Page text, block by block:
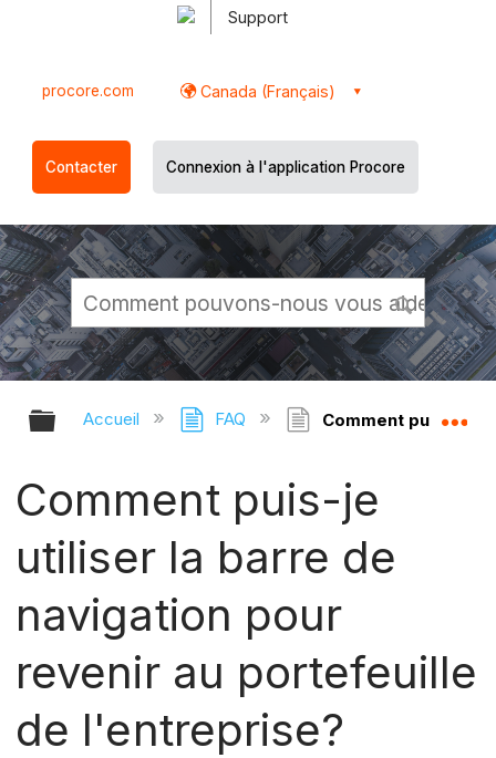
Support
procore.com Canada (Français)
Contacter Connexion à l'application Procore
Développer/réduire la hiérarchie
Accueil FAQ Comment puis-je
Comment puis-je
utiliser la barre de
navigation pour
revenir au portefeuille
de l'entreprise?